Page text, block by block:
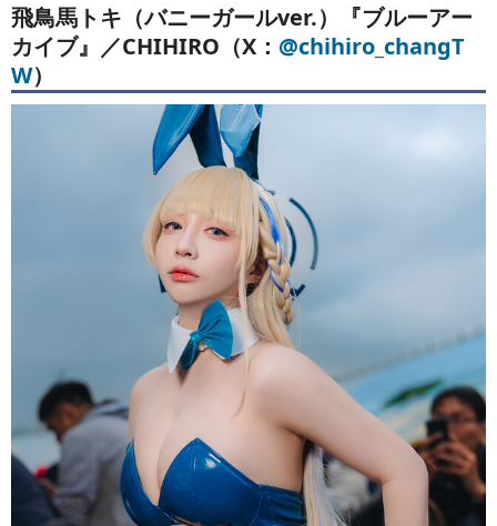
飛鳥馬トキ（バニーガールver.）『ブルーアー
カイブ』／CHIHIRO（X： @chihiro_changT
W）